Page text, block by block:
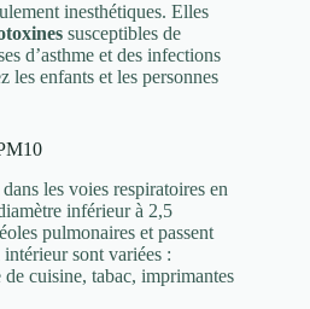
inesthétiques. Elles
susceptibles de
d’asthme et des infections
les enfants et les personnes
les voies respiratoires en
inférieur à 2,5
pulmonaires et passent
sont variées :
cuisine, tabac, imprimantes